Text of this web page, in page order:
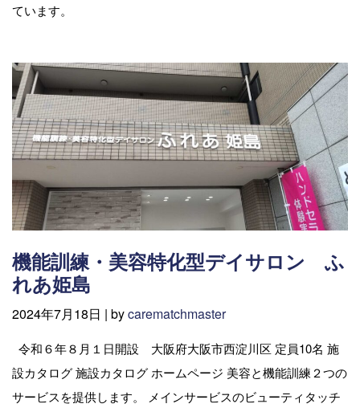
ています。
機能訓練・美容特化型デイサロン ふ
れあ姫島
2024年7月18日 | bycarematchmaster
令和６年８月１日開設 大阪府大阪市西淀川区 定員10名 施
設カタログ 施設カタログ ホームページ 美容と機能訓練２つの
サービスを提供します。 メインサービスのビューティタッチ